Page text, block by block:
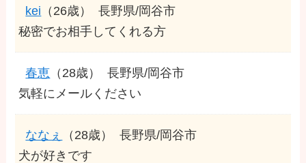
kei （26歳）
長野県/岡谷市
秘密でお相手してくれる方
春恵 （28歳）
長野県/岡谷市
気軽にメールください
ななぇ （28歳）
長野県/岡谷市
犬が好きです